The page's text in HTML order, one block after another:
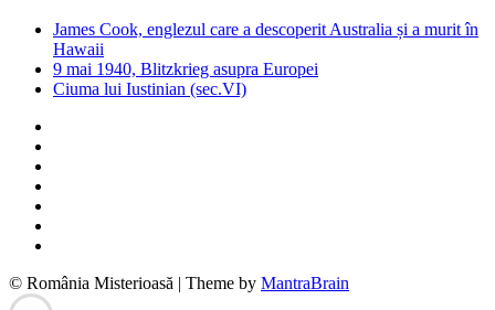
James Cook, englezul care a descoperit Australia și a murit în
Hawaii
9 mai 1940, Blitzkrieg asupra Europei
Ciuma lui Iustinian (sec.VI)
© România Misterioasă | Theme by MantraBrain